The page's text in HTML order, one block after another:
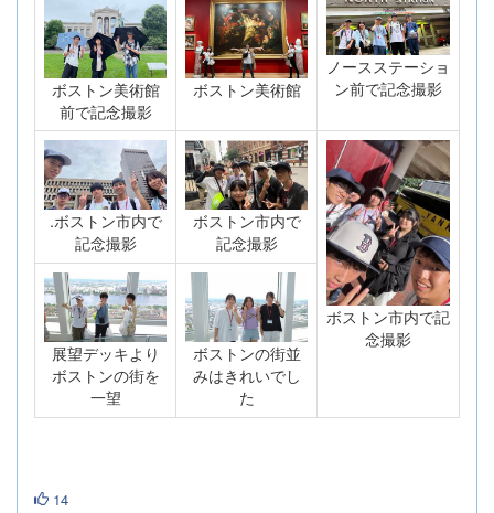
ボストン美術館
前で記念撮影
ボストン美術館
ノースステーショ
ン前で記念撮影
.ボストン市内で
記念撮影
ボストン市内で
記念撮影
ボストン市内で記
念撮影
展望デッキより
ボストンの街を
一望
ボストンの街並
みはきれいでし
た
14